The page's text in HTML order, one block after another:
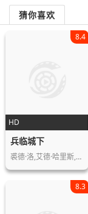
猜你喜欢
HD
8.4
兵临城下
裘德·洛,艾德·哈里斯,蕾切尔·薇兹,…
8.3